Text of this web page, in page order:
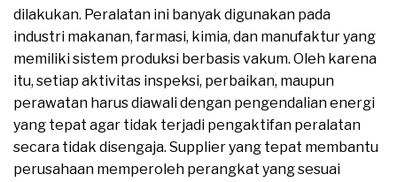
dilakukan. Peralatan ini banyak digunakan pada
industri makanan, farmasi, kimia, dan manufaktur yang
memiliki sistem produksi berbasis vakum. Oleh karena
itu, setiap aktivitas inspeksi, perbaikan, maupun
perawatan harus diawali dengan pengendalian energi
yang tepat agar tidak terjadi pengaktifan peralatan
secara tidak disengaja. Supplier yang tepat membantu
perusahaan memperoleh perangkat yang sesuai